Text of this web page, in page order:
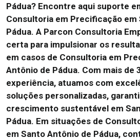
Pádua? Encontre aqui suporte
Consultoria em Precificação em
Pádua. A Parcon Consultoria
certa para impulsionar os
em casos de Consultoria em
Antônio de Pádua. Com mais de
experiência, atuamos com
soluções personalizadas,
crescimento sustentável em
Pádua. Em situações de
em Santo Antônio de Pádua,